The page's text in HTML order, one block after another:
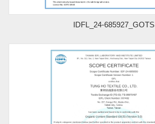
IDFL_24-685927_GOTS